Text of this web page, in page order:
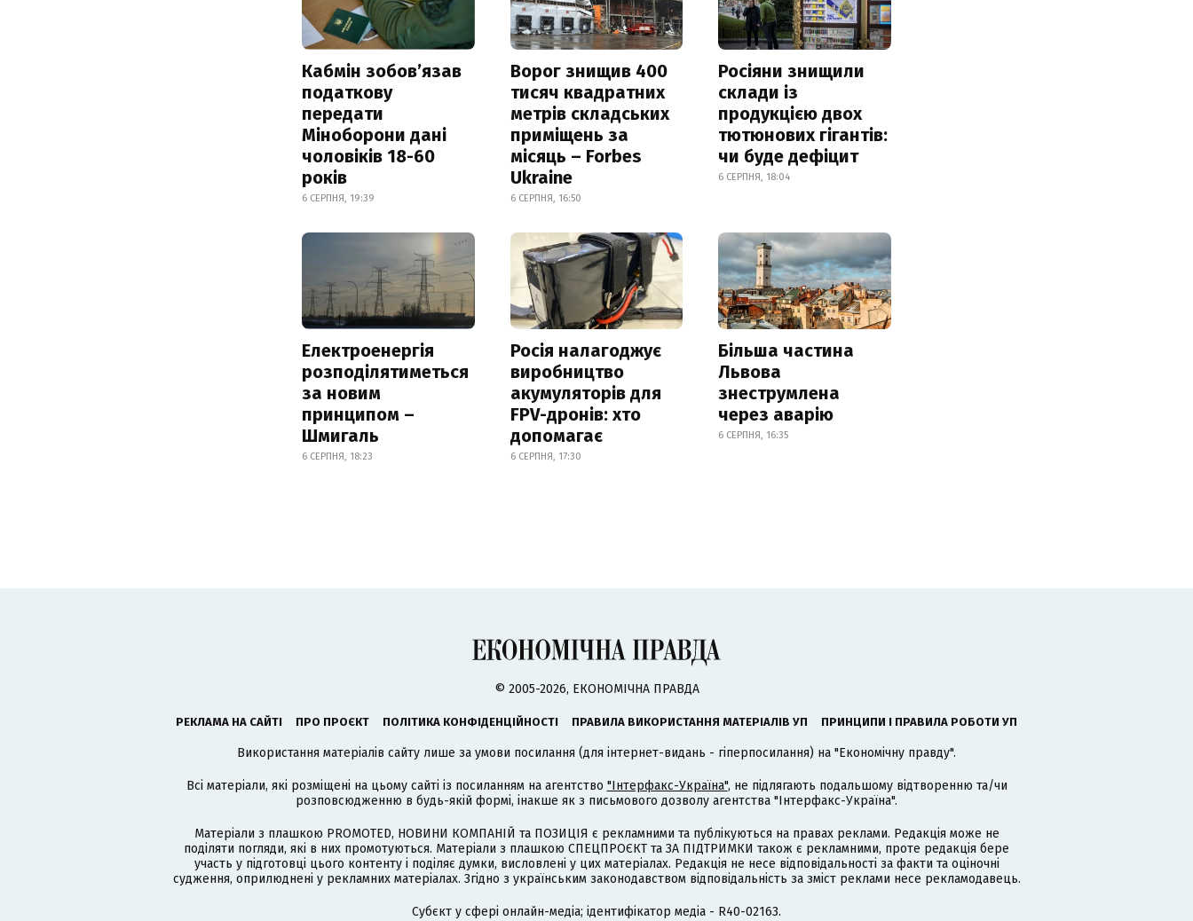
Кабмін зобовʼязав
податкову
передати
Міноборони дані
чоловіків 18-60
років
6 СЕРПНЯ, 19:39
Ворог знищив 400
тисяч квадратних
метрів складських
приміщень за
місяць – Forbes
Ukraine
6 СЕРПНЯ, 16:50
Росіяни знищили
склади із
продукцією двох
тютюнових гігантів:
чи буде дефіцит
6 СЕРПНЯ, 18:04
Електроенергія
розподілятиметься
за новим
принципом –
Шмигаль
6 СЕРПНЯ, 18:23
Росія налагоджує
виробництво
акумуляторів для
FPV-дронів: хто
допомагає
6 СЕРПНЯ, 17:30
Більша частина
Львова
знеструмлена
через аварію
6 СЕРПНЯ, 16:35
© 2005-2026, ЕКОНОМІЧНА ПРАВДА
РЕКЛАМА НА САЙТІ ПРО ПРОЄКТ ПОЛІТИКА КОНФІДЕНЦІЙНОСТІ ПРАВИЛА ВИКОРИСТАННЯ МАТЕРІАЛІВ УП ПРИНЦИПИ І ПРАВИЛА РОБОТИ УП
Використання матеріалів сайту лише за умови посилання (для інтернет-видань - гіперпосилання) на "Економічну правду".
Всі матеріали, які розміщені на цьому сайті із посиланням на агентство "Інтерфакс-Україна", не підлягають подальшому відтворенню та/чи
розповсюдженню в будь-якій формі, інакше як з письмового дозволу агентства "Інтерфакс-Україна".
Матеріали з плашкою PROMOTED, НОВИНИ КОМПАНІЙ та ПОЗИЦІЯ є рекламними та публікуються на правах реклами. Редакція може не
поділяти погляди, які в них промотуються. Матеріали з плашкою СПЕЦПРОЄКТ та ЗА ПІДТРИМКИ також є рекламними, проте редакція бере
участь у підготовці цього контенту і поділяє думки, висловлені у цих матеріалах. Редакція не несе відповідальності за факти та оціночні
судження, оприлюднені у рекламних матеріалах. Згідно з українським законодавством відповідальність за зміст реклами несе рекламодавець.
Cубєкт у сфері онлайн-медіа; ідентифікатор медіа - R40-02163.